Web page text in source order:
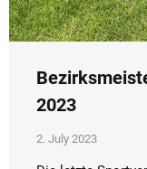
2023
2. July 2023